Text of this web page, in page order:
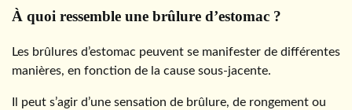
À quoi ressemble une brûlure d’estomac ?
Les brûlures d’estomac peuvent se manifester de différentes
manières, en fonction de la cause sous-jacente.
Il peut s’agir d’une sensation de brûlure, de rongement ou